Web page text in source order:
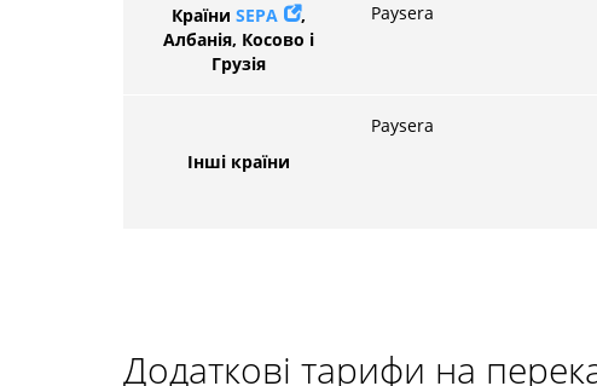
Країни SEPA
,
Албанія, Косово і
Грузія
Paysera
Інші країни
Paysera
Додаткові тарифи на